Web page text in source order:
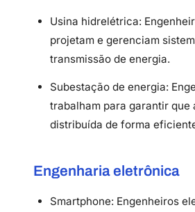
Usina hidrelétrica:
projetam e gerenciam
transmissão de energia.
Subestação de energia:
trabalham para garantir que
distribuída de forma
Engenharia eletrônica
Smartphone: Engenheiros